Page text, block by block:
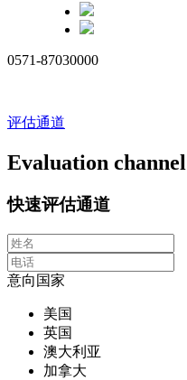
0571-87030000
评估通道
Evaluation channel
快速评估通道
意向国家
美国
英国
澳大利亚
加拿大